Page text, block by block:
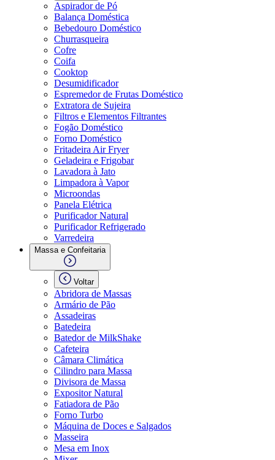
Aspirador de Pó
Balança Doméstica
Bebedouro Doméstico
Churrasqueira
Cofre
Coifa
Cooktop
Desumidificador
Espremedor de Frutas Doméstico
Extratora de Sujeira
Filtros e Elementos Filtrantes
Fogão Doméstico
Forno Doméstico
Fritadeira Air Fryer
Geladeira e Frigobar
Lavadora à Jato
Limpadora à Vapor
Microondas
Panela Elétrica
Purificador Natural
Purificador Refrigerado
Varredeira
Massa e Confeitaria
Voltar
Abridora de Massas
Armário de Pão
Assadeiras
Batedeira
Batedor de MilkShake
Cafeteira
Câmara Climática
Cilindro para Massa
Divisora de Massa
Expositor Natural
Fatiadora de Pão
Forno Turbo
Máquina de Doces e Salgados
Masseira
Mesa em Inox